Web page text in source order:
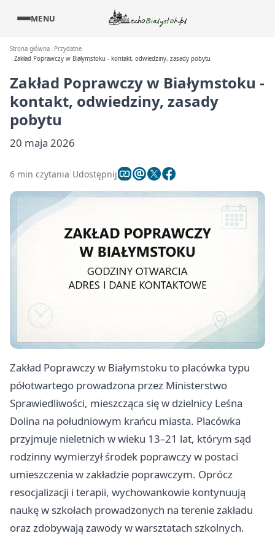
MENU
Strona główna
Przydatne
Zakład Poprawczy w Białymstoku - kontakt, odwiedziny, zasady pobytu
Zakład Poprawczy w Białymstoku -
kontakt, odwiedziny, zasady
pobytu
20 maja 2026
6 min czytania Udostępnij
Zakład Poprawczy w Białymstoku to placówka typu
półotwartego prowadzona przez Ministerstwo
Sprawiedliwości, mieszcząca się w dzielnicy Leśna
Dolina na południowym krańcu miasta. Placówka
przyjmuje nieletnich w wieku 13–21 lat, którym sąd
rodzinny wymierzył środek poprawczy w postaci
umieszczenia w zakładzie poprawczym. Oprócz
resocjalizacji i terapii, wychowankowie kontynuują
naukę w szkołach prowadzonych na terenie zakładu
oraz zdobywają zawody w warsztatach szkolnych.